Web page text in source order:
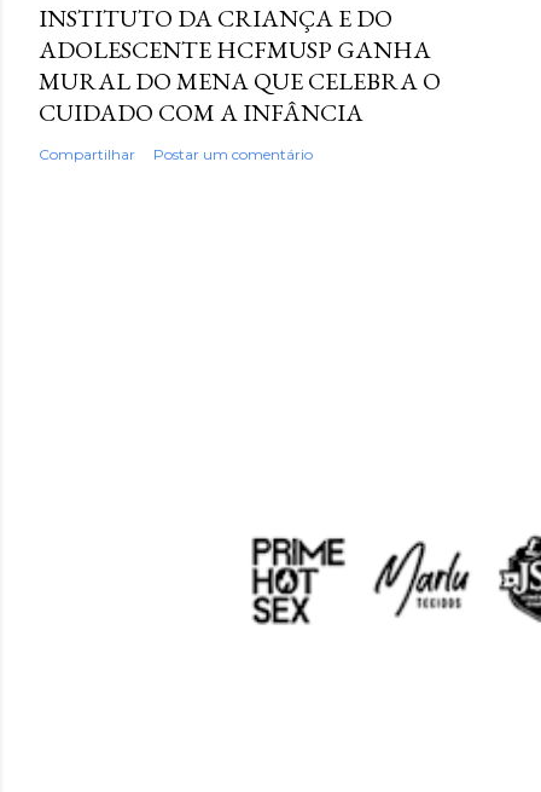
INSTITUTO DA CRIANÇA E DO
ADOLESCENTE HCFMUSP GANHA
MURAL DO MENA QUE CELEBRA O
CUIDADO COM A INFÂNCIA
Compartilhar Postar um comentário